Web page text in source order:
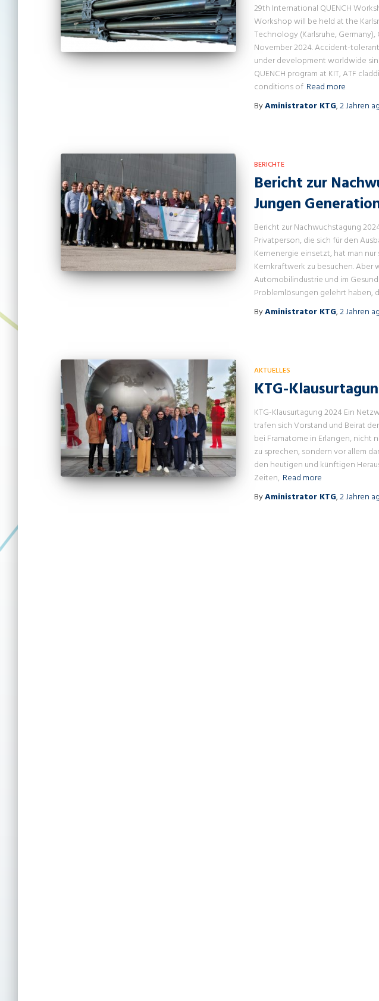
29th International QUENCH
Workshop will be held at the
Technology (Karlsruhe, Germany),
November 2024. Accident-
under development worldwide
QUENCH program at KIT, ATF
conditions of Read more
ByAministrator KTG,2 Jahren
BERICHTE
Bericht zur
Jungen
Bericht zur Nachwuchstagung
Privatperson, die sich für den
Kernenergie einsetzt, hat man
Kernkraftwerk zu besuchen. Aber
Automobilindustrie und im
Problemlösungen gelehrt haben,
ByAministrator KTG,2 Jahren
AKTUELLES
KTG-
KTG-Klausurtagung 2024 Ein
trafen sich Vorstand und Beirat
bei Framatome in Erlangen, nicht
zu sprechen, sondern vor allem
den heutigen und künftigen
Zeiten, Read more
ByAministrator KTG,2 Jahren